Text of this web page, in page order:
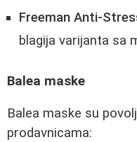
Freeman Anti-
blagija varijanta sa
Balea maske
Balea maske su
prodavnicama: